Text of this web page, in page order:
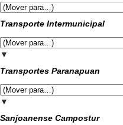
Transporte Intermunicipal
▼
Transportes Paranapuan
▼
Sanjoanense Campostur